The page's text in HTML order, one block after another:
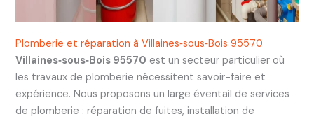
Plomberie et réparation à Villaines‑sous‑Bois 95570
Villaines‑sous‑Bois 95570 est un secteur particulier où
les travaux de plomberie nécessitent savoir-faire et
expérience. Nous proposons un large éventail de services
de plomberie : réparation de fuites, installation de